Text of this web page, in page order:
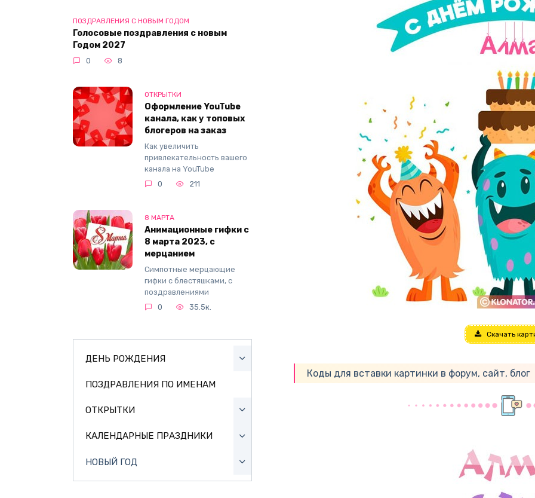
Скачать
Коды для вставки картинки в форум, сайт, блог
ПОЗДРАВЛЕНИЯ С НОВЫМ ГОДОМ
Голосовые поздравления с новым
Годом 2027
0 8
ОТКРЫТКИ
Оформление YouTube
канала, как у топовых
блогеров на заказ
Как увеличить
привлекательность вашего
канала на YouTube
0
211
8 МАРТА
Анимационные гифки с
8 марта 2023, с
мерцанием
Симпотные мерцающие
гифки с блестяшками, с
поздравлениями
0
35.5к.
ДЕНЬ РОЖДЕНИЯ
ПОЗДРАВЛЕНИЯ ПО ИМЕНАМ
ОТКРЫТКИ
КАЛЕНДАРНЫЕ ПРАЗДНИКИ
НОВЫЙ ГОД